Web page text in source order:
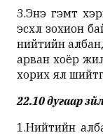
3.Энэ гэмт
эсхүл зохион
нийтийн
арван хоёр
хорих ял
22.10 дугаар
1.Нийтийн